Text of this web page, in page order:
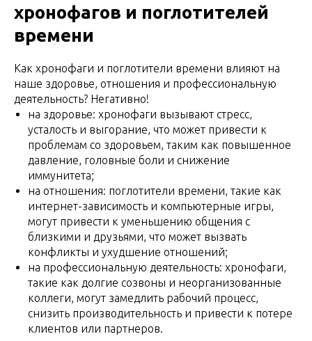
хронофагов и поглотителей
времени
Как хронофаги и поглотители времени влияют на
наше здоровье, отношения и профессиональную
деятельность? Негативно!
на здоровье: хронофаги вызывают стресс,
усталость и выгорание, что может привести к
проблемам со здоровьем, таким как повышенное
давление, головные боли и снижение
иммунитета;
на отношения: поглотители времени, такие как
интернет-зависимость и компьютерные игры,
могут привести к уменьшению общения с
близкими и друзьями, что может вызвать
конфликты и ухудшение отношений;
на профессиональную деятельность: хронофаги,
такие как долгие созвоны и неорганизованные
коллеги, могут замедлить рабочий процесс,
снизить производительность и привести к потере
клиентов или партнеров.